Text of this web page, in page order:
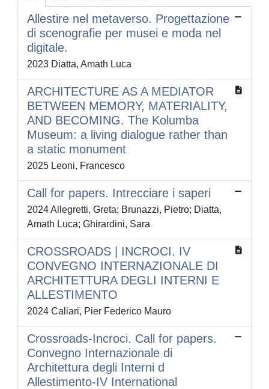
Allestire nel metaverso. Progettazione
di scenografie per musei e moda nel
digitale.
2023 Diatta, Amath Luca
ARCHITECTURE AS A MEDIATOR
BETWEEN MEMORY, MATERIALITY,
AND BECOMING. The Kolumba
Museum: a living dialogue rather than
a static monument
2025 Leoni, Francesco
Call for papers. Intrecciare i saperi
2024 Allegretti, Greta; Brunazzi, Pietro; Diatta,
Amath Luca; Ghirardini, Sara
CROSSROADS | INCROCI. IV
CONVEGNO INTERNAZIONALE DI
ARCHITETTURA DEGLI INTERNI E
ALLESTIMENTO
2024 Caliari, Pier Federico Mauro
Crossroads-Incroci. Call for papers.
Convegno Internazionale di
Architettura degli Interni d
Allestimento-IV International